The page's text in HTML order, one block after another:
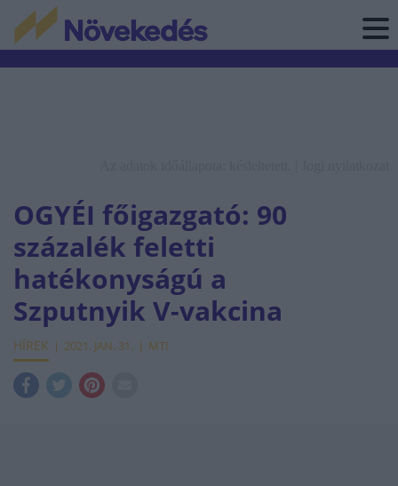
OGYÉI főigazgató: 90
százalék feletti
hatékonyságú a
Szputnyik V-vakcina
HÍREK 2021. JAN. 31. MTI